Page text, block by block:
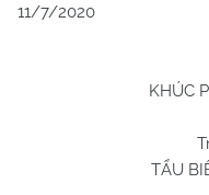
11/7/2020
KHÚC
TẨU